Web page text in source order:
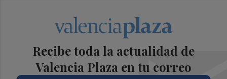
Recibe toda la actualidad de
Valencia Plaza en tu correo